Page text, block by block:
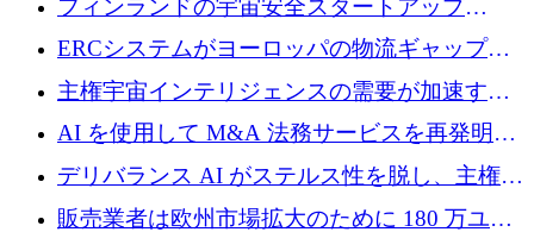
フィンランドの宇宙安全スタートアップ
Aavuus が、スペースデブリ追跡に取り組むプ
レシード資金を獲得
ERCシステムがヨーロッパの物流ギャップを
埋めるために設計された重量物運搬用eVTOL
であるVictorを発表
主権宇宙インテリジェンスの需要が加速する
中、ICEYEは評価額100億ユーロ以上で4億
AI を使用して M&A 法務サービスを再発明す
るために 110 万ユーロを適切に確保
デリバランス AI がステルス性を脱し、主権の
あるエンタープライズ AI を強化
販売業者は欧州市場拡大のために 180 万ユー